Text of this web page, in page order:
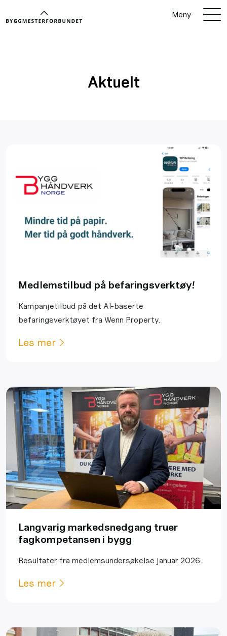
Meny
Aktuelt
Medlemstilbud på befaringsverktøy!
Kampanjetilbud på det AI-baserte
befaringsverktøyet fra Wenn Property.
Les mer
Langvarig markedsnedgang truer
fagkompetansen i bygg
Resultater fra medlemsundersøkelse januar 2026.
Les mer